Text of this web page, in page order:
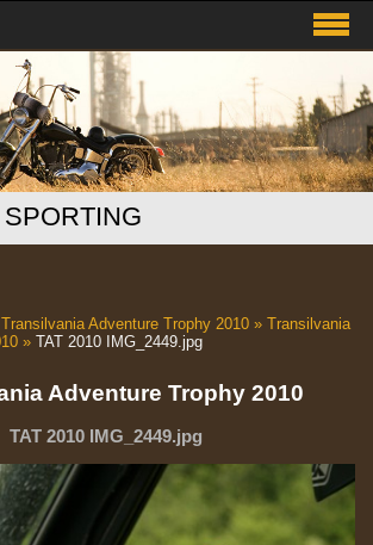
Transilvania Adventure Trophy 2010 » Transilvania
» TAT 2010 IMG_2449.jpg
Adventure Trophy 2010
TAT 2010 IMG_2449.jpg